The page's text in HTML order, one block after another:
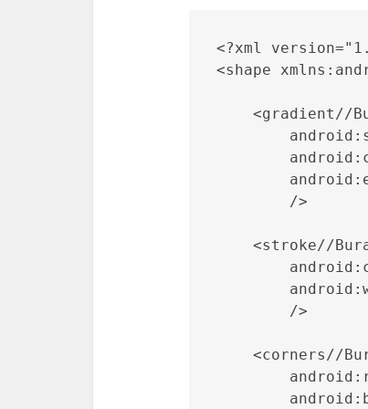
<?xml
<shape
<gradient//
        />
<stroke//
        />
<corners//